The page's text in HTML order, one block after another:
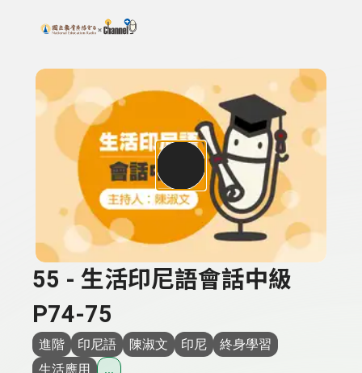
上方功能區塊
搜尋關鍵字：可輸入節目名稱、主持人或關鍵字
55 - 生活印尼語會話中級
P74-75
進階 印尼語 陳淑文 印尼
終身學習
生活應用
...